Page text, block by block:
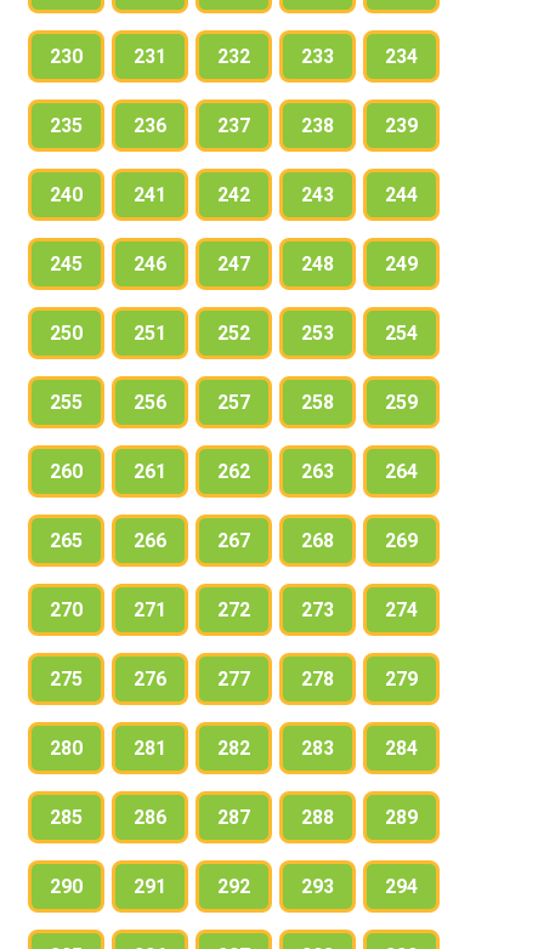
230 231 232 233 234
235 236 237 238 239
240 241 242 243 244
245 246 247 248 249
250 251 252 253 254
255 256 257 258 259
260 261 262 263 264
265 266 267 268 269
270 271 272 273 274
275 276 277 278 279
280 281 282 283 284
285 286 287 288 289
290 291 292 293 294